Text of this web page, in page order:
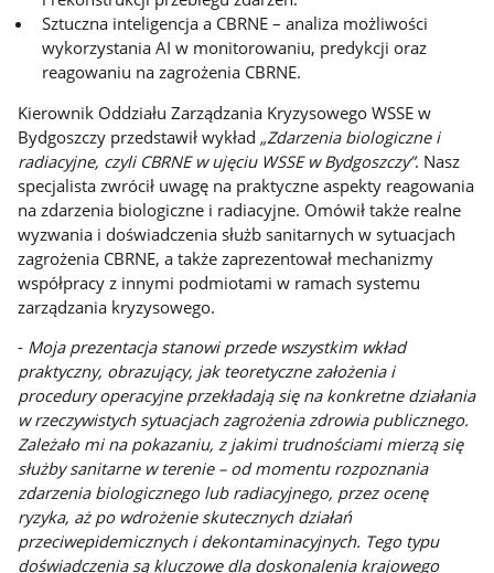
Sztuczna inteligencja a CBRNE – analiza możliwości
wykorzystania AI w monitorowaniu, predykcji oraz
reagowaniu na zagrożenia CBRNE.
Kierownik Oddziału Zarządzania Kryzysowego WSSE w
Bydgoszczy przedstawił wykład „Zdarzenia biologiczne i
radiacyjne, czyli CBRNE w ujęciu WSSE w Bydgoszczy”. Nasz
specjalista zwrócił uwagę na praktyczne aspekty reagowania
na zdarzenia biologiczne i radiacyjne. Omówił także realne
wyzwania i doświadczenia służb sanitarnych w sytuacjach
zagrożenia CBRNE, a także zaprezentował mechanizmy
współpracy z innymi podmiotami w ramach systemu
zarządzania kryzysowego.
- Moja prezentacja stanowi przede wszystkim wkład
praktyczny, obrazujący, jak teoretyczne założenia i
procedury operacyjne przekładają się na konkretne działania
w rzeczywistych sytuacjach zagrożenia zdrowia publicznego.
Zależało mi na pokazaniu, z jakimi trudnościami mierzą się
służby sanitarne w terenie – od momentu rozpoznania
zdarzenia biologicznego lub radiacyjnego, przez ocenę
ryzyka, aż po wdrożenie skutecznych działań
przeciwepidemicznych i dekontaminacyjnych. Tego typu
doświadczenia są kluczowe dla doskonalenia krajowego